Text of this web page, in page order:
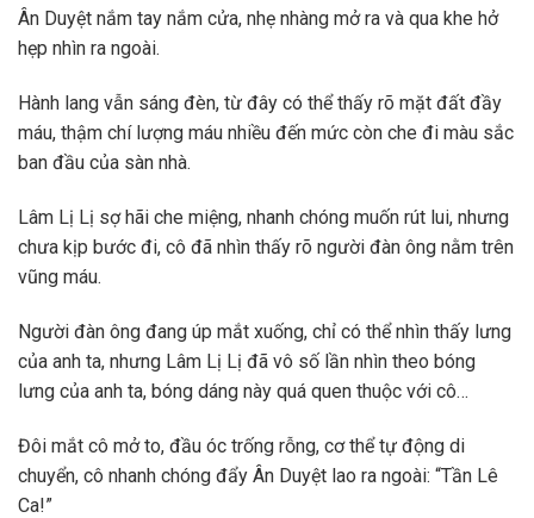
Ân Duyệt nắm tay nắm cửa, nhẹ nhàng mở ra và qua khe hở
hẹp nhìn ra ngoài.
Hành lang vẫn sáng đèn, từ đây có thể thấy rõ mặt đất đầy
máu, thậm chí lượng máu nhiều đến mức còn che đi màu sắc
ban đầu của sàn nhà.
Lâm Lị Lị sợ hãi che miệng, nhanh chóng muốn rút lui, nhưng
chưa kịp bước đi, cô đã nhìn thấy rõ người đàn ông nằm trên
vũng máu.
Người đàn ông đang úp mắt xuống, chỉ có thể nhìn thấy lưng
của anh ta, nhưng Lâm Lị Lị đã vô số lần nhìn theo bóng
lưng của anh ta, bóng dáng này quá quen thuộc với cô…
Đôi mắt cô mở to, đầu óc trống rỗng, cơ thể tự động di
chuyển, cô nhanh chóng đẩy Ân Duyệt lao ra ngoài: “Tần Lê
Ca!”